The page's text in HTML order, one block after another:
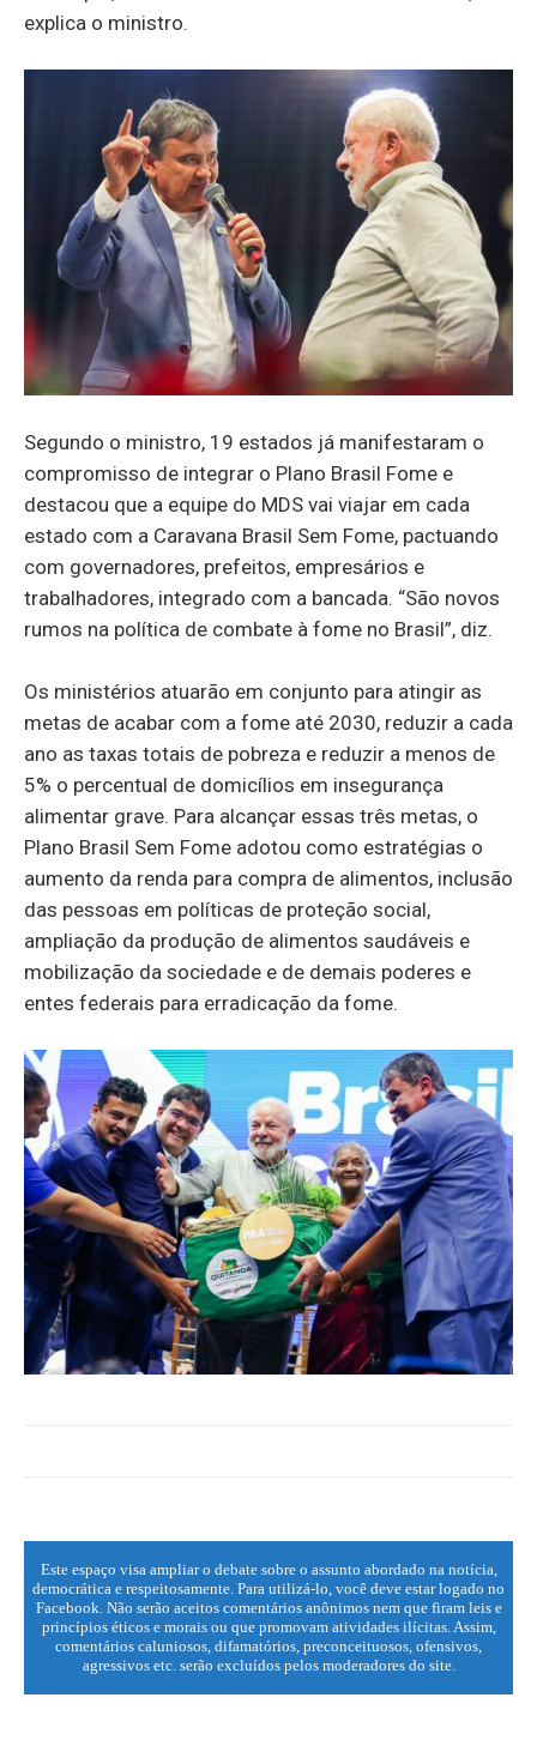
explica o ministro.
Segundo o ministro, 19 estados já manifestaram o
compromisso de integrar o Plano Brasil Fome e
destacou que a equipe do MDS vai viajar em cada
estado com a Caravana Brasil Sem Fome, pactuando
com governadores, prefeitos, empresários e
trabalhadores, integrado com a bancada. “São novos
rumos na política de combate à fome no Brasil”, diz.
Os ministérios atuarão em conjunto para atingir as
metas de acabar com a fome até 2030, reduzir a cada
ano as taxas totais de pobreza e reduzir a menos de
5% o percentual de domicílios em insegurança
alimentar grave. Para alcançar essas três metas, o
Plano Brasil Sem Fome adotou como estratégias o
aumento da renda para compra de alimentos, inclusão
das pessoas em políticas de proteção social,
ampliação da produção de alimentos saudáveis e
mobilização da sociedade e de demais poderes e
entes federais para erradicação da fome.
Este espaço visa ampliar o debate sobre o assunto abordado na notícia,
democrática e respeitosamente. Para utilizá-lo, você deve estar logado no
Facebook. Não serão aceitos comentários anônimos nem que firam leis e
princípios éticos e morais ou que promovam atividades ilícitas. Assim,
comentários caluniosos, difamatórios, preconceituosos, ofensivos,
agressivos etc. serão excluídos pelos moderadores do site.